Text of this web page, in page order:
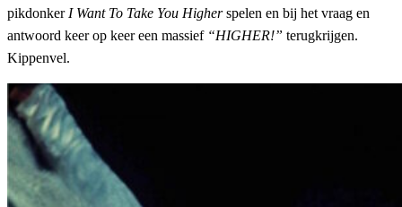
pikdonker I Want To Take You Higherspelen en bij het vraag en
antwoord keer op keer een massief “HIGHER!” terugkrijgen.
Kippenvel.